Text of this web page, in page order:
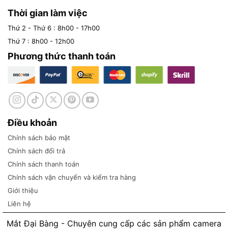
Thời gian làm việc
Thứ 2 - Thứ 6 : 8h00 - 17h00
Thứ 7 : 8h00 - 12h00
Phương thức thanh toán
Điều khoản
Chính sách bảo mật
Chính sách đổi trả
Chính sách thanh toán
Chính sách vận chuyển và kiểm tra hàng
Giới thiệu
Liên hệ
Mắt Đại Bàng - Chuyên cung cấp các sản phẩm camera